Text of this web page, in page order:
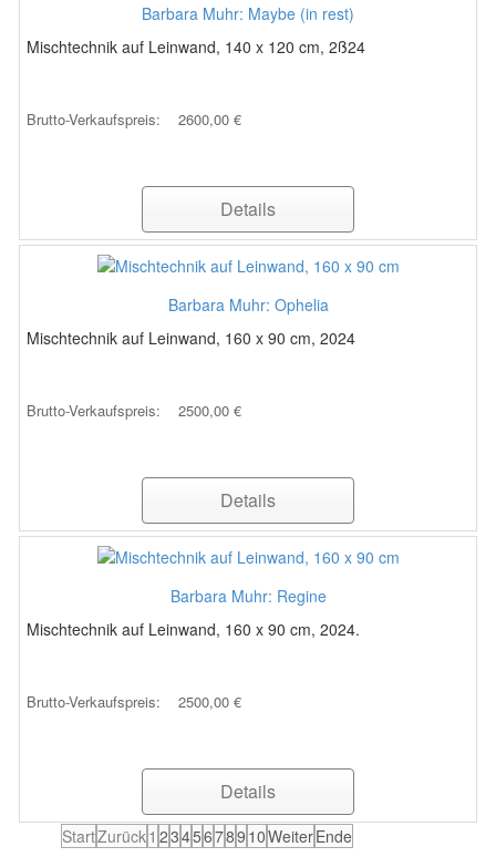
Barbara Muhr: Maybe (in rest)
Mischtechnik auf Leinwand, 140 x 120 cm, 2ß24
Brutto-Verkaufspreis: 2600,00 €
Details
Barbara Muhr: Ophelia
Mischtechnik auf Leinwand, 160 x 90 cm, 2024
Brutto-Verkaufspreis: 2500,00 €
Details
Barbara Muhr: Regine
Mischtechnik auf Leinwand, 160 x 90 cm, 2024.
Brutto-Verkaufspreis: 2500,00 €
Details
StartZurück1 23456789 10WeiterEnde